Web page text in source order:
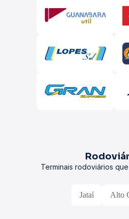
Terminais rodoviários
Jataí Alto